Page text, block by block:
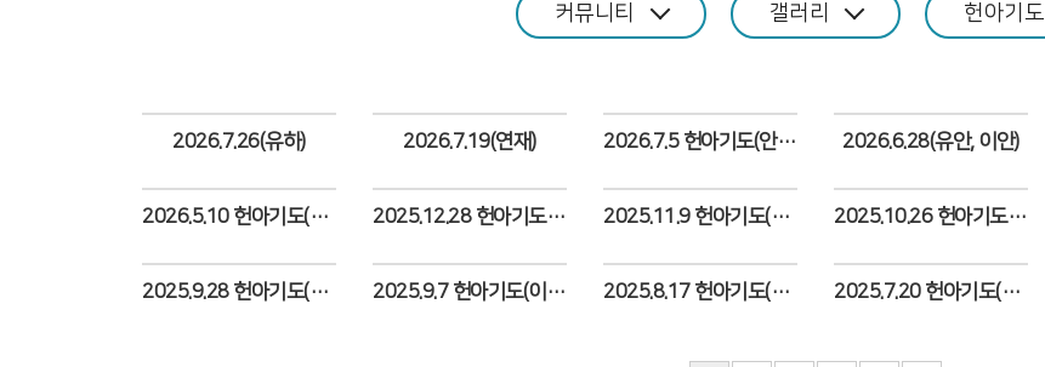
커뮤니티 갤러리 헌아기도
Views
2026.7.26(유하)
Views
2026.7.19(연재)
Views
2026.7.5 헌아기도(안나)
Views
2026.6.28(유안, 이안)
Views
2026.5.10 헌아기도(은우)
Views
2025.12.28 헌아기도(이안)
Views
2025.11.9 헌아기도(채윤)
Views
2025.10.26 헌아기도(유하)
2025.9.28 헌아기도(보라) 2025.9.7 헌아기도(이진) 2025.8.17 헌아기도(예빈) 2025.7.20 헌아기도(보하)
복지 문화
커뮤니티